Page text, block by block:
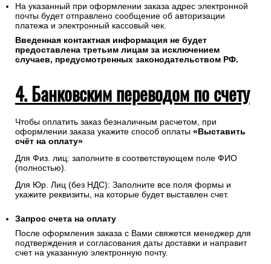
На указанный при оформлении заказа адрес электронной
почты будет отправлено сообщение об авторизации
платежа и электронный кассовый чек.
Введенная контактная информация не будет
предоставлена третьим лицам за исключением
случаев, предусмотренных законодательством РФ.
4. Банковским переводом по счету
Чтобы оплатить заказ безналичным расчетом, при
оформлении заказа укажите способ оплаты «Выставить
счёт на оплату»
Для Физ. лиц: заполните в соответствующем поле ФИО
(полностью).
Для Юр. Лиц (без НДС): Заполните все поля формы и
укажите реквизиты, на которые будет выставлен счет.
Запрос счета на оплату
После оформления заказа с Вами свяжется менеджер для
подтверждения и согласования даты доставки и направит
счет на указанную электронную почту.